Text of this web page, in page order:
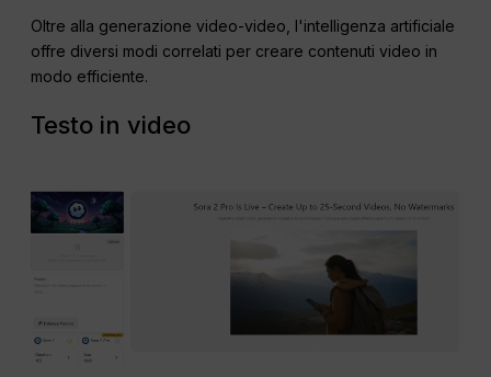
Oltre alla generazione video-video, l'intelligenza artificiale
offre diversi modi correlati per creare contenuti video in
modo efficiente.
Testo in video